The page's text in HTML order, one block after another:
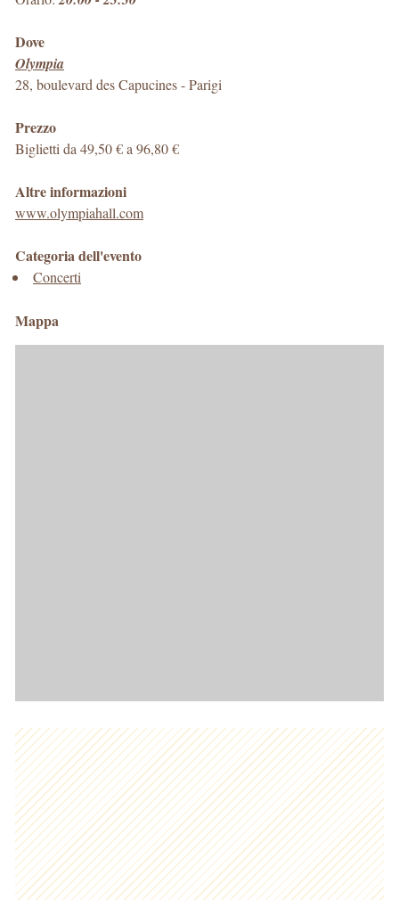
Dove
Olympia
28, boulevard des Capucines-Parigi
Prezzo
Biglietti da 49,50 € a 96,80 €
Altre informazioni
www.olympiahall.com
Categoria dell'evento
Concerti
Mappa